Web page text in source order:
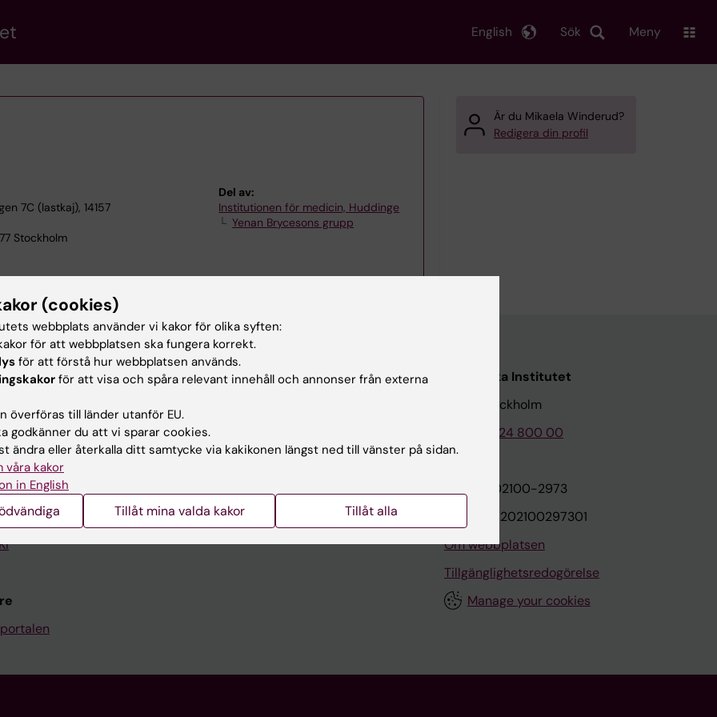
Sök
English Meny
7C (lastkaj), 14157
Stockholm
Del av:
Institutionen för medicin, Huddinge
Yenan Brycesons grupp
Är du Mikaela Winderud?
Redigera din profil
Kontakta och besök KI
Stöd forskning och utbildning
Kontakta presstjänsten
Karolinska Institutet
171 77 Stockholm
Tel: 08-524 800 00
Org.nr: 202100-2973
VAT.nr: SE202100297301
Om webbplatsen
Tillgänglighetsredogörelse
Manage your cookies
(cookies)
webbplats använder vi kakor för olika syften:
för att webbplatsen ska fungera korrekt.
för att förstå hur webbplatsen används.
för att visa och spåra relevant innehåll och annonser från externa
överföras till länder utanför EU.
godkänner du att vi sparar cookies.
ändra eller återkalla ditt samtycke via kakikonen längst ned till vänster på sidan.
våra kakor
in English
Tillåt mina valda kakor Tillåt alla